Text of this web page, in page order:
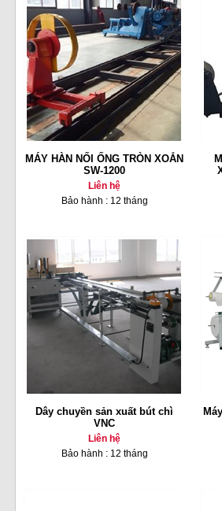
MÁY HÀN NỐI ỐNG TRÒN XOẮN
SW-1200
Liên hệ
Bảo hành : 12 tháng
Dây chuyền sản xuất bút chì
VNC
Liên hệ
Bảo hành : 12 tháng